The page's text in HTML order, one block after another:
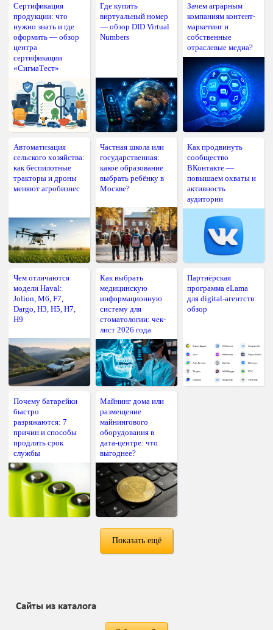
Сертификация
продукции: что
нужно знать и где
оформить — обзор
центра
сертификации
«СигмаТест»
Где купить
виртуальный номер
— обзор DID Virtual
Numbers
Зачем аграрным
компаниям контент-
маркетинг и
собственные
отраслевые медиа?
Автоматизация
сельского хозяйства:
как беспилотные
тракторы и дроны
меняют агробизнес
Частная школа или
государственная:
какое образование
выбрать ребёнку в
Москве?
Как продвинуть
сообщество
ВКонтакте —
повышаем охваты и
активность
аудитории
Чем отличаются
модели Haval:
Jolion, M6, F7,
Dargo, H3, H5, H7,
H9
Как выбрать
медицинскую
информационную
систему для
стоматологии: чек-
лист 2026 года
Партнёрская
программа eLama
для digital-агентств:
обзор
Почему батарейки
быстро
разряжаются: 7
причин и способы
продлить срок
службы
Майнинг дома или
размещение
майнингового
оборудования в
дата-центре: что
выгоднее?
Показать ещё
Сайты из каталога